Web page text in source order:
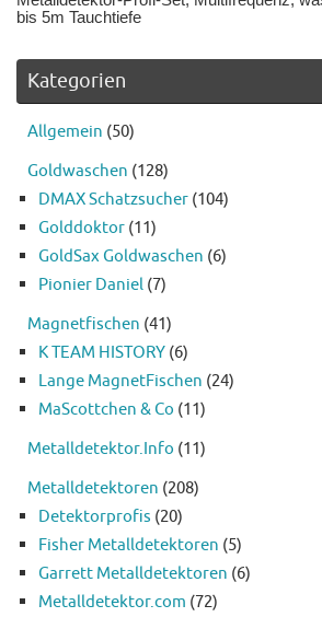
bis 5m Tauchtiefe
Kategorien
Allgemein (50)
Goldwaschen (128)
DMAX Schatzsucher (104)
Golddoktor (11)
GoldSax Goldwaschen (6)
Pionier Daniel (7)
Magnetfischen (41)
K TEAM HISTORY (6)
Lange MagnetFischen (24)
MaScottchen & Co (11)
Metalldetektor.Info (11)
Metalldetektoren (208)
Detektorprofis (20)
Fisher Metalldetektoren (5)
Garrett Metalldetektoren (6)
Metalldetektor.com (72)